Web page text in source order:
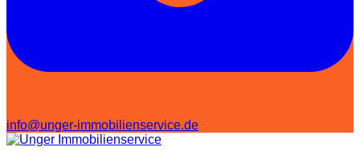
info@unger-immobilienservice.de